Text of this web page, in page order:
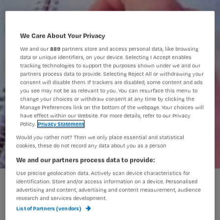
Nieuwe website voor BIG-register
We Care About Your Privacy
We and our889 partners store and access personal data, like browsing
data or unique identifiers, on your device. Selecting I Accept enables
tracking technologies to support the purposes shown under we and our
partners process data to provide. Selecting Reject All or withdrawing your
consent will disable them. If trackers are disabled, some content and ads
you see may not be as relevant to you. You can resurface this menu to
change your choices or withdraw consent at any time by clicking the
Manage Preferences link on the bottom of the webpage. Your choices will
have effect within our Website. For more details, refer to our Privacy
Policy. Privacy Statement
Would you rather not? Then we only place essential and statistical
cookies, these do not record any data about you as a person
We and our partners process data to provide:
Use precise geolocation data. Actively scan device characteristics for
identification. Store and/or access information on a device. Personalised
advertising and content, advertising and content measurement, audience
research and services development.
List of Partners (vendors)